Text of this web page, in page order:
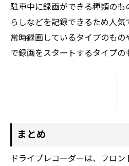
駐車中に録画ができる種類の
らしなどを記録できるため人気
常時録画しているタイプのも
で録画をスタートするタイプの
まとめ
ドライブレコーダーは、フロン